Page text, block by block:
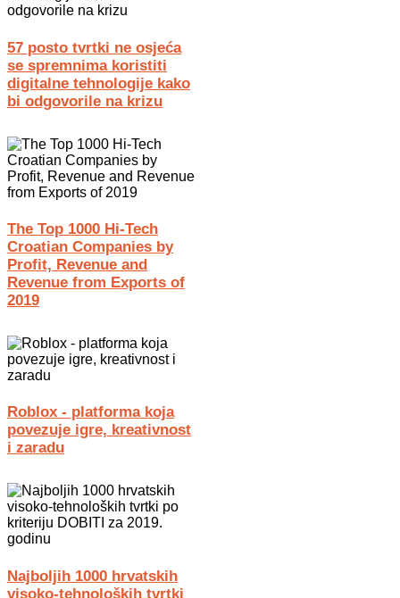
57 posto tvrtki ne osjeća
se spremnima koristiti
digitalne tehnologije kako
bi odgovorile na krizu
The Top 1000 Hi-Tech
Croatian Companies by
Profit, Revenue and
Revenue from Exports of
2019
Roblox - platforma koja
povezuje igre, kreativnost
i zaradu
Najboljih 1000 hrvatskih
visoko-tehnoloških tvrtki